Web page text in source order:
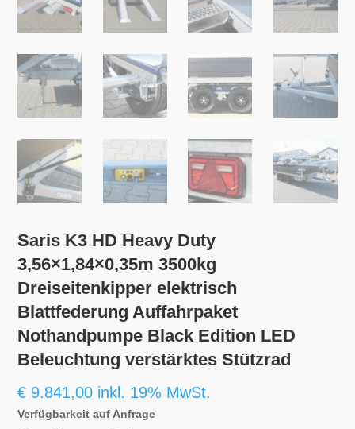
Saris K3 HD Heavy Duty
3,56×1,84×0,35m 3500kg
Dreiseitenkipper elektrisch
Blattfederung Auffahrpaket
Nothandpumpe Black Edition LED
Beleuchtung verstärktes Stützrad
€ 9.841,00 inkl. 19% MwSt.
Verfügbarkeit auf Anfrage